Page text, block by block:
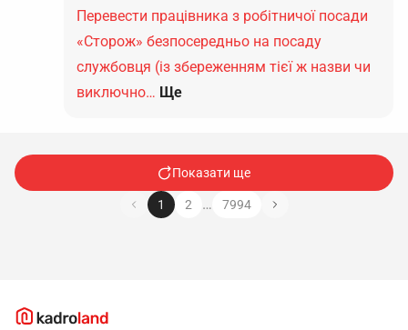
Перевести працівника з робітничої посади
«Сторож» безпосередньо на посаду
службовця (із збереженням тієї ж назви чи
виключно… Ще
Показати ще
1 2 … 7994